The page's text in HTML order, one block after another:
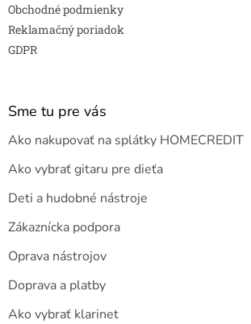
Obchodné podmienky
Reklamačný poriadok
GDPR
Sme tu pre vás
Ako nakupovať na splátky HOMECREDIT
Ako vybrať gitaru pre dieťa
Deti a hudobné nástroje
Zákaznícka podpora
Oprava nástrojov
Doprava a platby
Ako vybrať klarinet